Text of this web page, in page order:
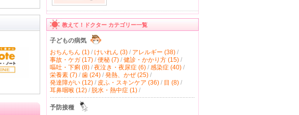
教えて！ドクター カテゴリー一覧
子どもの病気
おちんちん (1)/ けいれん (3)/ アレルギー (38)/
事故・ケガ (17)/ 便秘 (7)/ 健診・かかり方 (15)/
嘔吐・下痢 (8)/ 夜泣き・夜尿症 (6)/ 感染症 (40)/
栄養素 (7)/ 歯 (24)/ 発熱、かぜ (25)/
発達障がい (12)/ 皮ふ・スキンケア (36)/ 目 (8)/
耳鼻咽喉 (12)/ 脱水・熱中症 (1)/
予防接種